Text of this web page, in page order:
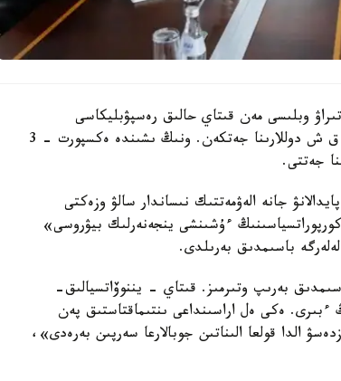
وبلىسى مەن قىتاي حالىق رەسپۋبليكاسى
اراسىنداعى سىرتقى ساۋدا اينالىمى 3 ميلليارد 242 ميلليون ا ق ش دوللارىنا جەتكەن. ونىڭ ىشىندە ەكسپورت - 3
جانە الەۋمەتتىك نىساندار سالۋ وزەكتى
ءۇشىنشى ينجەنەرلىك بيۋروسى»
باسىمدىق بەرىلدى.
بەرىپ وتىرمىز. قىتاي - يننوۆاتسيالىق-
ءبىرى. ەكى ەل اراسىنداعى ىنتىماقتاستىق پەن
الدا قولعا الىناتىن جوبالارعا سەرپىن بەرەدى»،